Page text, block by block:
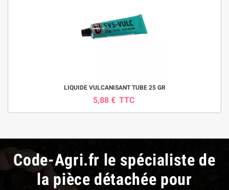
LIQUIDE VULCANISANT TUBE 25 GR
5,88 € TTC
Code-Agri.fr le spécialiste de
la pièce détachée pour